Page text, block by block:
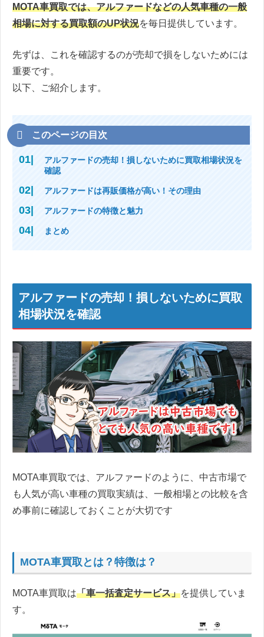
MOTA車買取では、アルファードなどの人気車種の一般
相場に対する買取額のUP状況を毎日提供しています。
先ずは、これを確認するのが売却で損をしないためには
重要です。
以下、ご紹介します。
このページの目次
アルファードの売却！損しないために買取相場状況を
確認
アルファードは再販価格が高い！その理由
アルファードの特徴と魅力
まとめ
アルファードの売却！損しないために買取
相場状況を確認
MOTA車買取では、アルファードのように、中古市場で
も人気が高い車種の買取実績は、一般相場との比較を含
め事前に確認しておくことが大切です
MOTA車買取とは？特徴は？
MOTA車買取は「車一括査定サービス」を提供していま
す。